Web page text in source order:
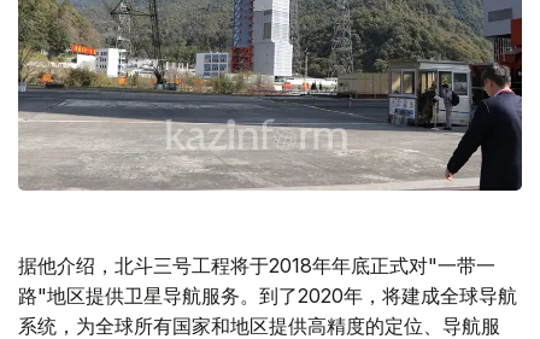
据他介绍，北斗三号工程将于2018年年底正式对"一带一
路"地区提供卫星导航服务。到了2020年，将建成全球导航
系统，为全球所有国家和地区提供高精度的定位、导航服